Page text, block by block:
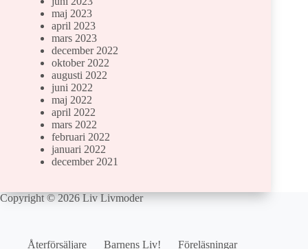
maj 2023
april 2023
mars 2023
december 2022
oktober 2022
augusti 2022
juni 2022
maj 2022
april 2022
mars 2022
februari 2022
januari 2022
december 2021
Copyright © 2026 Liv Livmoder
Återförsäljare Barnens Liv! Föreläsningar